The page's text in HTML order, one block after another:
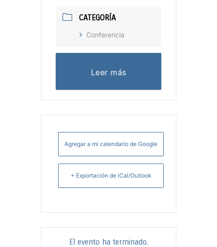
CATEGORÍA
Conferencia
Leer más
Agregar a mi calendario de Google
+ Exportación de iCal/Outlook
El evento ha terminado.